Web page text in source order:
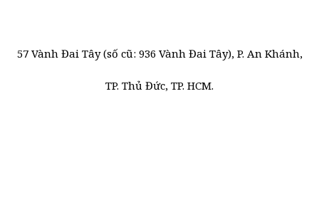
57 Vành Đai Tây (số cũ: 936 Vành Đai Tây), P. An Khánh,
TP. Thủ Đức, TP. HCM.